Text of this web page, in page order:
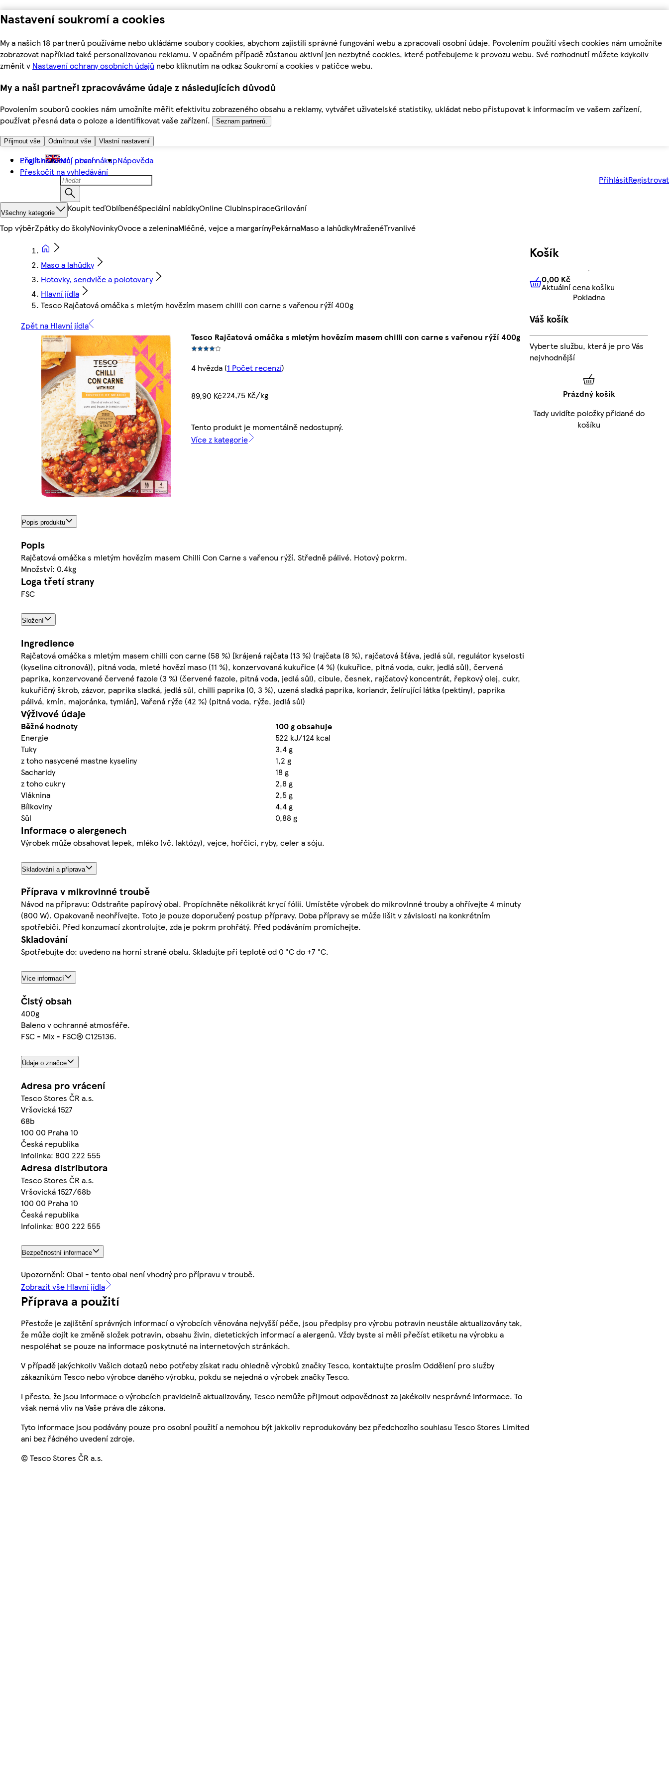
Nastavení soukromí a cookies
My a našich 18 partnerů používáme nebo ukládáme soubory cookies, abychom zajistili správné fungování webu a zpracovali osobní údaje. Povolením použití všech cookies nám umožníte
zobrazovat například také personalizovanou reklamu. V opačném případě zůstanou aktivní jen nezbytné cookies, které potřebujeme k provozu webu. Své rozhodnutí můžete kdykoliv
změnit v Nastavení ochrany osobních údajů nebo kliknutím na odkaz Soukromí a cookies v patičce webu.
My a naši partneři zpracováváme údaje z následujících důvodů
Povolením souborů cookies nám umožníte měřit efektivitu zobrazeného obsahu a reklamy, vytvářet uživatelské statistiky, ukládat nebo přistupovat k informacím ve vašem zařízení,
používat přesná data o poloze a identifikovat vaše zařízení.
Seznam partnerů.
Přijmout vše Odmítnout vše Vlastní nastavení
Přejít na hlavní obsah
Přeskočit na vyhledávání
English Můj první nákupNápověda
PřihlásitRegistrovat
Všechny kategorie Koupit teďOblíbenéSpeciální nabídkyOnline ClubInspiraceGrilování
Top výběrZpátky do školyNovinkyOvoce a zeleninaMléčné, vejce a margarínyPekárnaMaso a lahůdkyMraženéTrvanlivé
Maso a lahůdky
Hotovky, sendviče a polotovary
Hlavní jídla
Tesco Rajčatová omáčka s mletým hovězím masem chilli con carne s vařenou rýží 400g
Zpět na Hlavní jídla
Tesco Rajčatová omáčka s mletým hovězím masem chilli con carne s vařenou rýží 400g
4 hvězda(1 Počet recenzí)
89,90 Kč224,75 Kč/kg
Tento produkt je momentálně nedostupný.
Více z kategorie
Popis produktu
Popis
Rajčatová omáčka s mletým hovězím masem Chilli Con Carne s vařenou rýží. Středně pálivé. Hotový pokrm.
Množství: 0.4kg
Loga třetí strany
FSC
Složení
Ingredience
Rajčatová omáčka s mletým masem chilli con carne (58 %) [krájená rajčata (13 %) (rajčata (8 %), rajčatová šťáva, jedlá sůl, regulátor kyselosti
(kyselina citronová)), pitná voda, mleté hovězí maso (11 %), konzervovaná kukuřice (4 %) (kukuřice, pitná voda, cukr, jedlá sůl), červená
paprika, konzervované červené fazole (3 %) (červené fazole, pitná voda, jedlá sůl), cibule, česnek, rajčatový koncentrát, řepkový olej, cukr,
kukuřičný škrob, zázvor, paprika sladká, jedlá sůl, chilli paprika (0, 3 %), uzená sladká paprika, koriandr, želírující látka (pektiny), paprika
pálivá, kmín, majoránka, tymián], Vařená rýže (42 %) (pitná voda, rýže, jedlá sůl)
Výživové údaje
Běžné hodnoty
100 g obsahuje
Energie
522 kJ/124 kcal
Tuky
3,4 g
z toho nasycené mastne kyseliny
1,2 g
Sacharidy
18 g
z toho cukry
2,8 g
Vláknina
2,5 g
Bílkoviny
4,4 g
Sůl
0,88 g
Informace o alergenech
Výrobek může obsahovat lepek, mléko (vč. laktózy), vejce, hořčici, ryby, celer a sóju.
Skladování a příprava
Příprava v mikrovlnné troubě
Návod na přípravu: Odstraňte papírový obal. Propíchněte několikrát krycí fólii. Umístěte výrobek do mikrovlnné trouby a ohřívejte 4 minuty
(800 W). Opakovaně neohřívejte. Toto je pouze doporučený postup přípravy. Doba přípravy se může lišit v závislosti na konkrétním
spotřebiči. Před konzumací zkontrolujte, zda je pokrm prohřátý. Před podáváním promíchejte.
Skladování
Spotřebujte do: uvedeno na horní straně obalu. Skladujte při teplotě od 0 °C do +7 °C.
Více informací
Čistý obsah
400g
Baleno v ochranné atmosféře.
FSC - Mix - FSC® C125136.
Údaje o značce
Adresa pro vrácení
Tesco Stores ČR a.s.
Vršovická 1527
68b
100 00 Praha 10
Česká republika
Infolinka: 800 222 555
Adresa distributora
Tesco Stores ČR a.s.
Vršovická 1527/68b
100 00 Praha 10
Česká republika
Infolinka: 800 222 555
Bezpečnostní informace
Upozornění: Obal - tento obal není vhodný pro přípravu v troubě.
Zobrazit vše Hlavní jídla
Příprava a použití
Přestože je zajištění správných informací o výrobcích věnována nejvyšší péče, jsou předpisy pro výrobu potravin neustále aktualizovány tak,
že může dojít ke změně složek potravin, obsahu živin, dietetických informací a alergenů. Vždy byste si měli přečíst etiketu na výrobku a
nespoléhat se pouze na informace poskytnuté na internetových stránkách.
V případě jakýchkoliv Vašich dotazů nebo potřeby získat radu ohledně výrobků značky Tesco, kontaktujte prosím Oddělení pro služby
zákazníkům Tesco nebo výrobce daného výrobku, pokdu se nejedná o výrobek značky Tesco.
I přesto, že jsou informace o výrobcích pravidelně aktualizovány, Tesco nemůže přijmout odpovědnost za jakékoliv nesprávné informace. To
však nemá vliv na Vaše práva dle zákona.
Tyto informace jsou podávány pouze pro osobní použití a nemohou být jakkoliv reprodukovány bez předchozího souhlasu Tesco Stores Limited
ani bez řádného uvedení zdroje.
© Tesco Stores ČR a.s.
Košík
0,00 KčAktuální cena košíku
0,00 Kč
Aktuální cena košíku
Pokladna
Váš košík
Vyberte službu, která je pro Vás
nejvhodnější
Prázdný košík
Tady uvidíte položky přidané do
košíku